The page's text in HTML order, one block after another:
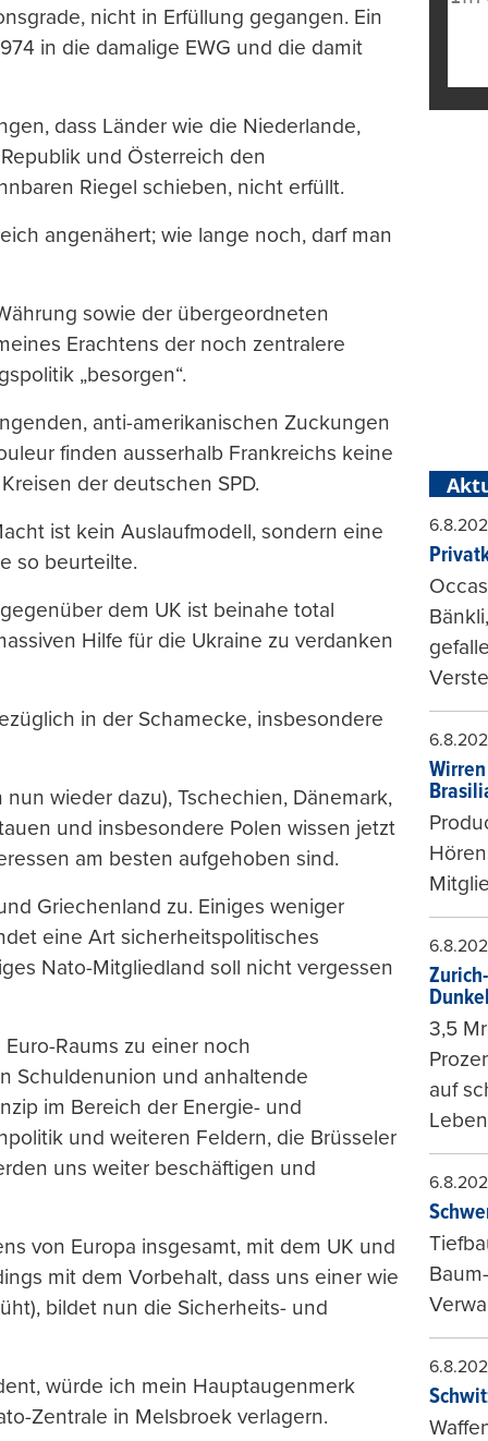
nicht in Erfüllung gegangen. Ein
in die damalige EWG und die damit
dass Länder wie die Niederlande,
und Österreich den
Riegel schieben, nicht erfüllt.
angenähert; wie lange noch, darf man
sowie der übergeordneten
Erachtens der noch zentralere
„besorgen“.
anti-amerikanischen Zuckungen
finden ausserhalb Frankreichs keine
der deutschen SPD.
ist kein Auslaufmodell, sondern eine
so beurteilte.
dem UK ist beinahe total
Hilfe für die Ukraine zu verdanken
in der Schamecke, insbesondere
wieder dazu), Tschechien, Dänemark,
und insbesondere Polen wissen jetzt
am besten aufgehoben sind.
Griechenland zu. Einiges weniger
eine Art sicherheitspolitisches
Nato-Mitgliedland soll nicht vergessen
Raums zu einer noch
Schuldenunion und anhaltende
im Bereich der Energie- und
und weiteren Feldern, die Brüsseler
uns weiter beschäftigen und
von Europa insgesamt, mit dem UK und
mit dem Vorbehalt, dass uns einer wie
bildet nun die Sicherheits- und
würde ich mein Hauptaugenmerk
Zentrale in Melsbroek verlagern.
3,5
auf